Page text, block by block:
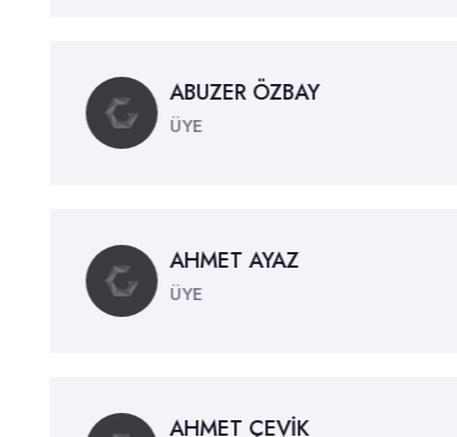
ABUZER ÖZBAY
ÜYE
AHMET AYAZ
ÜYE
AHMET ÇEVİK